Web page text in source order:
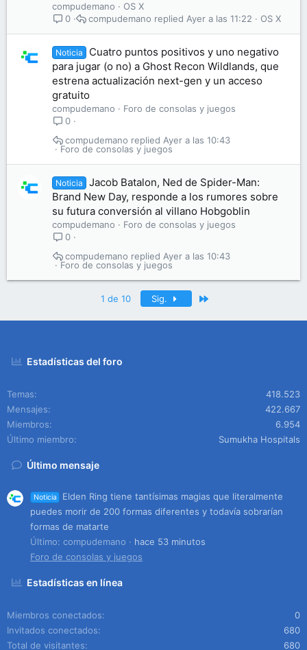
compudemano
OS X
0
OS X
Ayer a las 11:22
compudemano
Noticia
Cuatro puntos positivos y uno negativo
para jugar (o no) a Ghost Recon Wildlands, que
estrena actualización next-gen y un acceso
gratuito
compudemano
Foro de consolas y juegos
0
Foro de consolas y juegos
Ayer a las 10:43
compudemano
Noticia
Jacob Batalon, Ned de Spider-Man:
Brand New Day, responde a los rumores sobre
su futura conversión al villano Hobgoblin
compudemano
Foro de consolas y juegos
0
Foro de consolas y juegos
Ayer a las 10:43
compudemano
1 de 10 Sig.
Estadísticas del foro
Temas
418.523
Mensajes
422.667
Miembros
6.954
Último miembro
Sumukha Hospitals
Último mensaje
Noticia
Elden Ring tiene tantísimas magias que literalmente
puedes morir de 200 formas diferentes y todavía sobrarían
formas de matarte
Último: compudemano
hace 53 minutos
Foro de consolas y juegos
Estadísticas en línea
Miembros conectados
0
Invitados conectados
680
Total de visitantes
680